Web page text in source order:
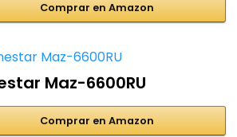
Comprar en Amazon
Maz-6600RU
Comprar en Amazon